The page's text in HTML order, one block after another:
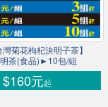
菊花枸杞決明子茶】
茶(食品)►10包/組
$160元起